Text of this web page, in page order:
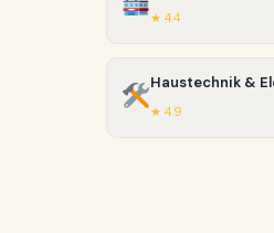
★ 4.4
Haustechnik &
★ 4.9